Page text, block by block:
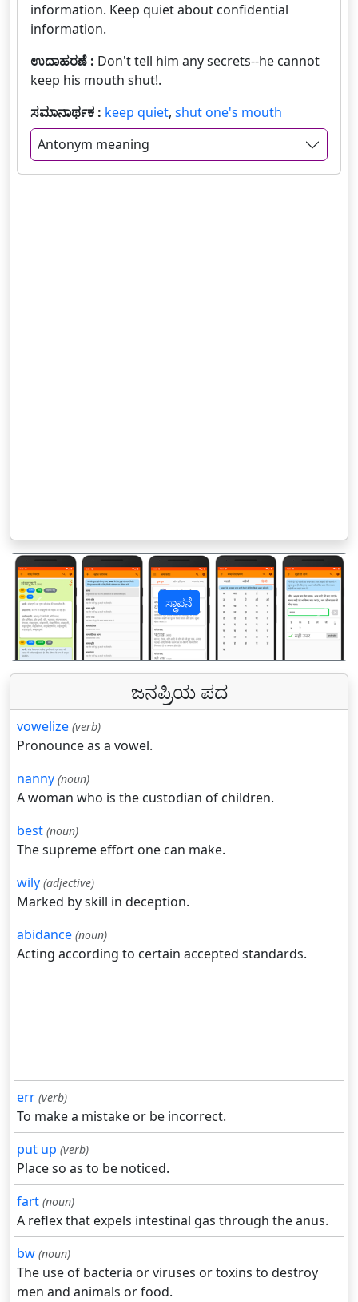
information. Keep quiet about confidential
information.
ಉದಾಹರಣೆ : Don't tell him any secrets--he cannot
keep his mouth shut!.
ಸಮಾನಾರ್ಥಕ : keep quiet, shut one's mouth
Antonym meaning
ಸ್ಥಾಪನೆ
पिछला
ಜನಪ್ರಿಯ ಪದ
vowelize (verb)
Pronounce as a vowel.
nanny (noun)
A woman who is the custodian of children.
best (noun)
The supreme effort one can make.
wily (adjective)
Marked by skill in deception.
abidance (noun)
Acting according to certain accepted standards.
err (verb)
To make a mistake or be incorrect.
put up (verb)
Place so as to be noticed.
fart (noun)
A reflex that expels intestinal gas through the anus.
bw (noun)
The use of bacteria or viruses or toxins to destroy
men and animals or food.